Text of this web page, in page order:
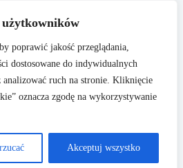
poprawić jakość przeglądania,
dostosowane do indywidualnych
ruch na stronie. Kliknięcie
oznacza zgodę na wykorzystywanie
Akceptuj wszystko
wskazówek i inspiracji,
tworzeniu komfortowych i
O nas
Polityka Prywatności